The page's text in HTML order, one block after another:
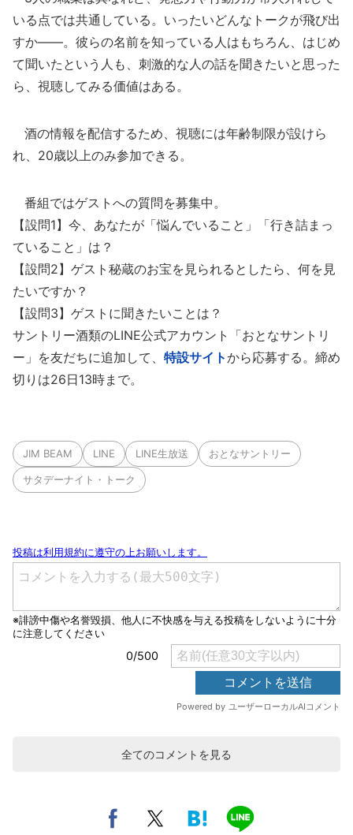
いる点では共通している。いったいどんなトークが飛び出
すか――。彼らの名前を知っている人はもちろん、はじめ
て聞いたという人も、刺激的な人の話を聞きたいと思った
ら、視聴してみる価値はある。
酒の情報を配信するため、視聴には年齢制限が設けら
れ、20歳以上のみ参加できる。
番組ではゲストへの質問を募集中。
【設問1】今、あなたが「悩んでいること」「行き詰まっ
ていること」は？
【設問2】ゲスト秘蔵のお宝を見られるとしたら、何を見
たいですか？
【設問3】ゲストに聞きたいことは？
サントリー酒類のLINE公式アカウント「おとなサントリ
ー」を友だちに追加して、 特設サイトから応募する。締め
切りは26日13時まで。
JIM BEAM LINE LINE生放送 おとなサントリー
サタデーナイト・トーク
全てのコメントを見る